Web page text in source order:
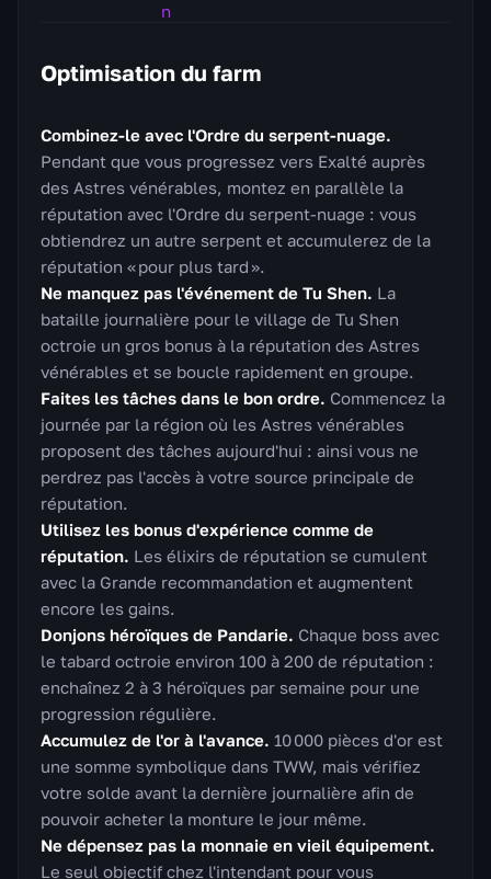
Optimisation du farm
Combinez-le avec l'Ordre du serpent-nuage.
Pendant que vous progressez vers Exalté auprès
des Astres vénérables, montez en parallèle la
réputation avec l'Ordre du serpent-nuage : vous
obtiendrez un autre serpent et accumulerez de la
réputation « pour plus tard ».
Ne manquez pas l'événement de Tu Shen. La
bataille journalière pour le village de Tu Shen
octroie un gros bonus à la réputation des Astres
vénérables et se boucle rapidement en groupe.
Faites les tâches dans le bon ordre. Commencez la
journée par la région où les Astres vénérables
proposent des tâches aujourd'hui : ainsi vous ne
perdrez pas l'accès à votre source principale de
réputation.
Utilisez les bonus d'expérience comme de
réputation. Les élixirs de réputation se cumulent
avec la Grande recommandation et augmentent
encore les gains.
Donjons héroïques de Pandarie. Chaque boss avec
le tabard octroie environ 100 à 200 de réputation :
enchaînez 2 à 3 héroïques par semaine pour une
progression régulière.
Accumulez de l'or à l'avance. 10 000 pièces d'or est
une somme symbolique dans TWW, mais vérifiez
votre solde avant la dernière journalière afin de
pouvoir acheter la monture le jour même.
Ne dépensez pas la monnaie en vieil équipement.
Le seul objectif chez l'intendant pour vous